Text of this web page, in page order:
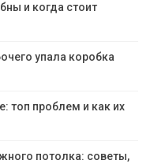
и когда стоит
упала коробка
топ проблем и как их
потолка: советы,